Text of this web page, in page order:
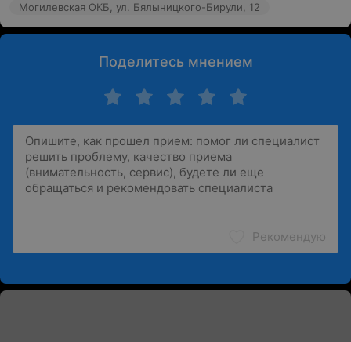
Могилевская ОКБ, ул. Бялыницкого-Бирули, 12
Поделитесь мнением
Рекомендую